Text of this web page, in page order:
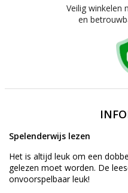
Veilig winkelen
en
Spelenderwijs lezen
Het is altijd leuk om een
gelezen moet worden. De
onvoorspelbaar leuk!